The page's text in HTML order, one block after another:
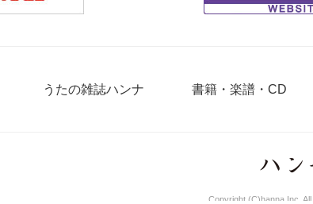
うたの雑誌ハンナ 書籍・楽譜・CD
Copyright (C)hanna Inc.